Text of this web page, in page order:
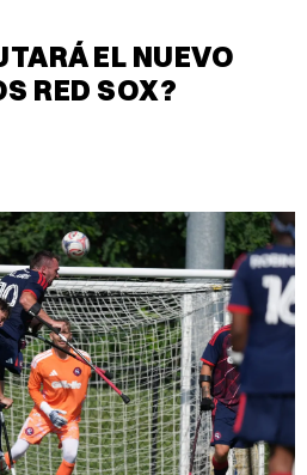
EL NUEVO
RED SOX?